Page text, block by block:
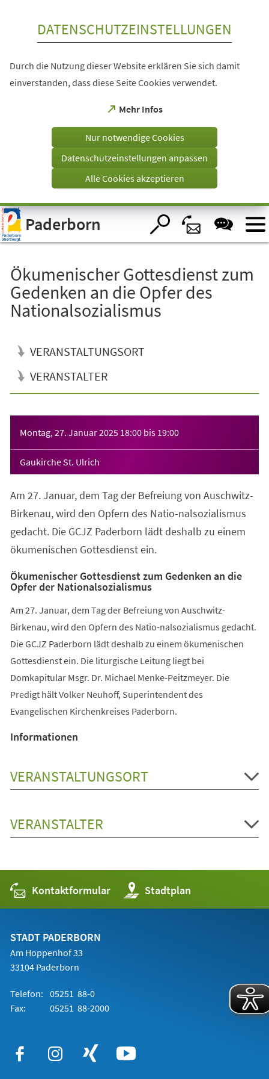
Visuelle
Assistenzsoftware
öffnen.
DATENSCHUTZEINSTELLUNGEN
Durch die Nutzung dieser Website erklären Sie sich damit
einverstanden, dass diese Seite Cookies verwendet.
Mehr Infos
(Öffnet
einem
Tab)
Nur notwendige Cookies
Datenschutzeinstellungen anpassen
Alle Cookies akzeptieren
Paderborn
Ökumenischer Gottesdienst zum
Gedenken an die Opfer des
Nationalsozialismus
VERANSTALTUNGSORT
VERANSTALTER
Montag, 27. Januar 2025 18:00 bis 19:00
Gaukirche St. Ulrich
Am 27. Januar, dem Tag der Befreiung von Auschwitz-
Birkenau, wird den Opfern des Natio-nalsozialismus
gedacht. Die GCJZ Paderborn lädt deshalb zu einem
ökumenischen Gottesdienst ein.
Ökumenischer Gottesdienst zum Gedenken an die
Opfer der Nationalsozialismus
Am 27. Januar, dem Tag der Befreiung von Auschwitz-
Birkenau, wird den Opfern des Natio-nalsozialismus gedacht.
Die GCJZ Paderborn lädt deshalb zu einem ökumenischen
Gottesdienst ein. Die liturgische Leitung liegt bei
Domkapitular Msgr. Dr. Michael Menke-Peitzmeyer. Die
Predigt hält Volker Neuhoff, Superintendent des
Evangelischen Kirchenkreises Paderborn.
Informationen
VERANSTALTUNGSORT
VERANSTALTER
Kontaktformular Stadtplan
(Öffnet
in
einem
STADT PADERBORN
Am Hoppenhof 33
33104 Paderborn
Telefon: 05251 88-0
Fax:
05251 88-2000